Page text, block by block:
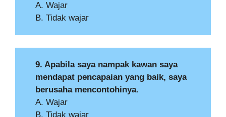
A. Wajar
B. Tidak wajar
9. Apabila saya nampak kawan saya
mendapat pencapaian yang baik, saya
berusaha mencontohinya.
A. Wajar
B. Tidak wajar